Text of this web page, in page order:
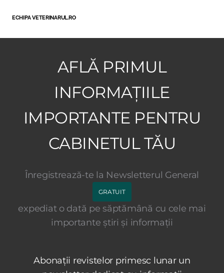
ECHIPA VETERINARUL.RO
AFLĂ PRIMUL
INFORMAȚIILE
IMPORTANTE PENTRU
CABINETUL TĂU
Înregistrează-te la Newsletterul General
GRATUIT
expediat o dată pe săptămână cu cele mai
importante știri și informații
Abonații revistelor primesc lunar un